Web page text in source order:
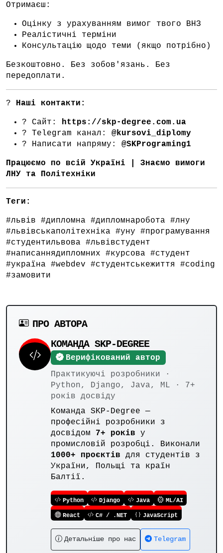
Отримаєш:
Оцінку з урахуванням вимог твого ВНЗ
Реалістичні терміни
Консультацію щодо теми (якщо потрібно)
Безкоштовно. Без зобов'язань. Без
передоплати.
? Наші контакти:
? Сайт: https://skp-degree.com.ua
? Telegram канал: @kursovi_diplomy
? Написати напряму: @SKPrograming1
Працюємо по всій Україні | Знаємо вимоги
ЛНУ та Політехніки
Теги:
#львів #дипломна #дипломнаробота #лну
#львівськаполітехніка #уну #програмування
#студентильвова #львівстудент
#написаннядипломних #курсова #студент
#україна #webdev #студентськежиття #coding
#замовити
ПРО АВТОРА
КОМАНДА SKP-DEGREE
Верифікований автор
Практикуючі розробники ·
Python, Django, Java, ML · 7+
років досвіду
Команда SKP-Degree —
професійні розробники з
досвідом 7+ років у
промисловій розробці. Виконали
1000+ проєктів для студентів з
України, Польщі та країн
Балтії.
Python Django Java ML/AI
React C# / .NET JavaScript
Детальніше про нас Telegram